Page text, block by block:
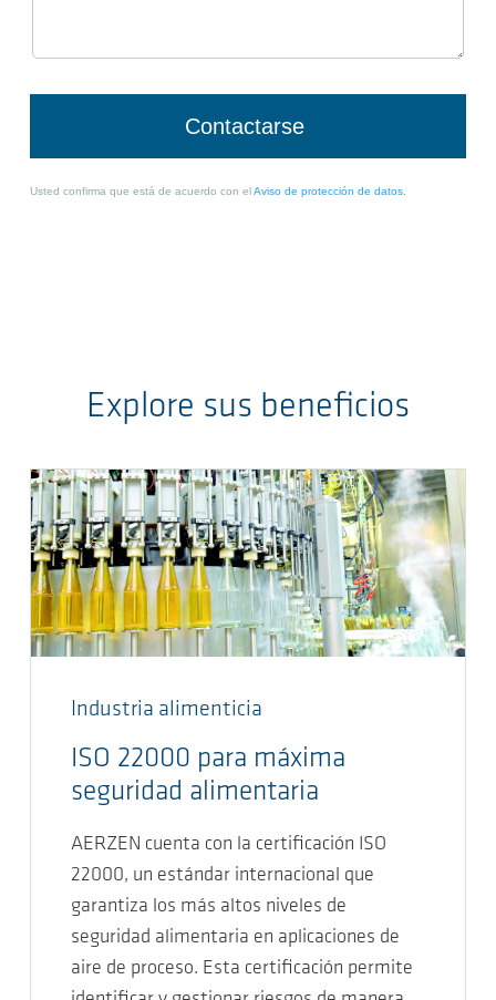
Explore sus beneficios
Industria alimenticia
ISO 22000 para máxima
seguridad alimentaria
AERZEN cuenta con la certificación ISO
22000, un estándar internacional que
garantiza los más altos niveles de
seguridad alimentaria en aplicaciones de
aire de proceso. Esta certificación permite